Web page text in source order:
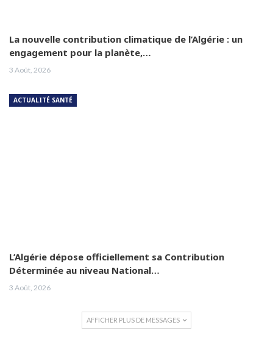
La nouvelle contribution climatique de l’Algérie : un
engagement pour la planète,…
3 Août, 2026
ACTUALITÉ SANTÉ
L’Algérie dépose officiellement sa Contribution
Déterminée au niveau National…
3 Août, 2026
AFFICHER PLUS DE MESSAGES